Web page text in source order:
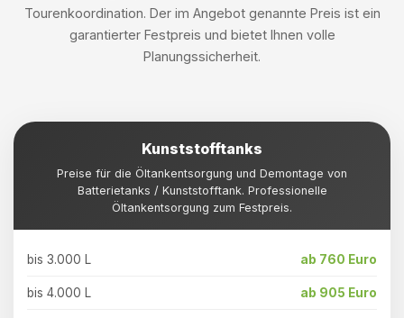
Tourenkoordination. Der im Angebot genannte Preis ist ein
garantierter Festpreis und bietet Ihnen volle
Planungssicherheit.
Kunststofftanks
Preise für die Öltankentsorgung und Demontage von
Batterietanks / Kunststofftank. Professionelle
Öltankentsorgung zum Festpreis.
bis 3.000 L ab 760 Euro
bis 4.000 L ab 905 Euro